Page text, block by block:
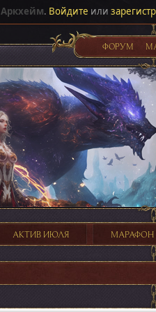
Аркхейм. Войдите или
ФОРУМ
АКТИВ ИЮЛЯ МАРАФОН